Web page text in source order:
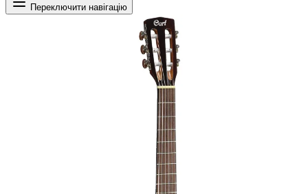
Переключити навігацію